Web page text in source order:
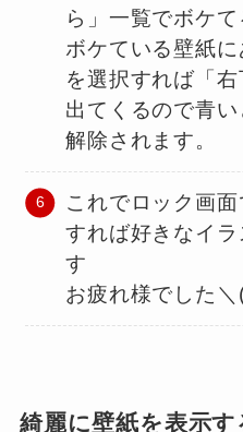
ら」一覧でボケて
ボケている壁紙に
を選択すれば「
出てくるので青
解除されます。
これでロック画
すれば好きなイ
す
お疲れ様でした＼
綺麗に壁紙を表示